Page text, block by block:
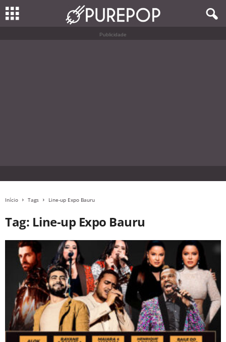
Publicidade
Início Tags Line-up Expo Bauru
Tag: Line-up Expo Bauru